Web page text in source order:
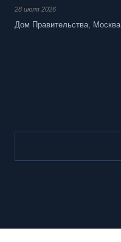
28 июля 2026
Дом Правительства, Москва